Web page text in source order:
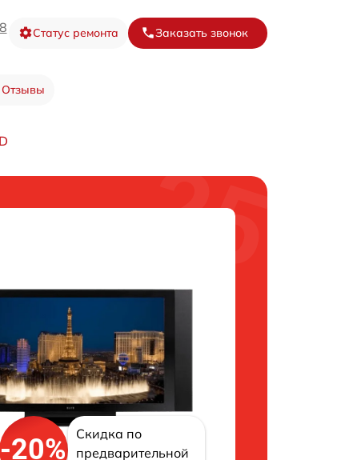
Статус ремонта Заказать звонок
Отзывы
-20%
Скидка по
предварительной